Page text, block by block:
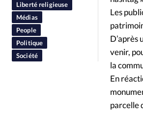
Liberté religieuse
Médias
People
Politique
Société
Les
D’après
venir,
la
En
parcelle